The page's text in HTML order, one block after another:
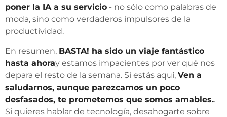
poner la IA a su servicio - no sólo como palabras de
moda, sino como verdaderos impulsores de la
productividad.
En resumen, BASTA! ha sido un viaje fantástico
hasta ahoray estamos impacientes por ver qué nos
depara el resto de la semana. Si estás aquí, Ven a
saludarnos, aunque parezcamos un poco
desfasados, te prometemos que somos amables..
Si quieres hablar de tecnología, desahogarte sobre